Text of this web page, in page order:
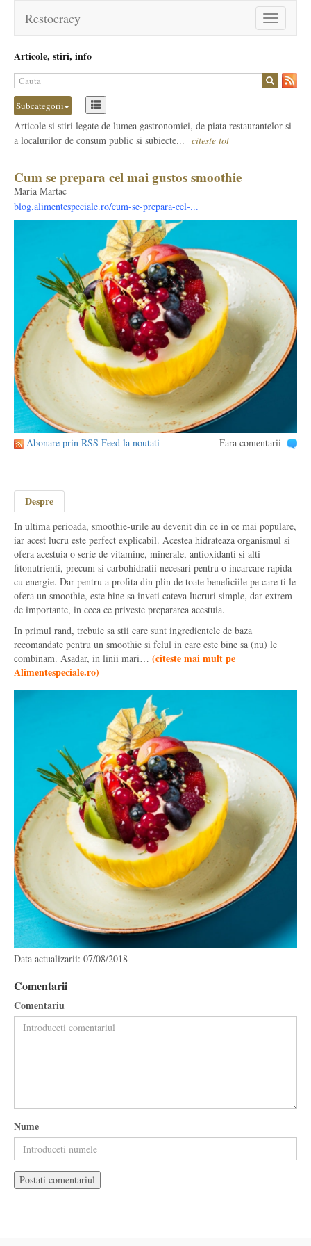
Toggle
navigation
Restocracy
Articole, stiri, info
Subcategorii
Articole si stiri legate de lumea gastronomiei, de piata restaurantelor si
a localurilor de consum public si subiecte... citeste tot
Cum se prepara cel mai gustos smoothie
Maria Martac
blog.alimentespeciale.ro/cum-se-prepara-cel-...
Abonare prin RSS Feed la noutati Fara comentarii
Despre
In ultima perioada, smoothie-urile au devenit din ce in ce mai populare,
iar acest lucru este perfect explicabil. Acestea hidrateaza organismul si
ofera acestuia o serie de vitamine, minerale, antioxidanti si alti
fitonutrienti, precum si carbohidratii necesari pentru o incarcare rapida
cu energie. Dar pentru a profita din plin de toate beneficiile pe care ti le
ofera un smoothie, este bine sa inveti cateva lucruri simple, dar extrem
de importante, in ceea ce priveste prepararea acestuia.
In primul rand, trebuie sa stii care sunt ingredientele de baza
recomandate pentru un smoothie si felul in care este bine sa (nu) le
combinam. Asadar, in linii mari… (citeste mai mult pe
Alimentespeciale.ro)
Data actualizarii: 07/08/2018
Comentarii
Comentariu
Nume